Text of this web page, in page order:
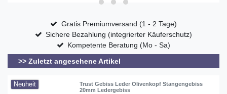
Gratis Premiumversand (1 - 2 Tage)
Sichere Bezahlung (integrierter Käuferschutz)
Kompetente Beratung (Mo - Sa)
>> Zuletzt angesehene Artikel
Neuheit
Trust Gebiss Leder Olivenkopf Stangengebiss
20mm Ledergebiss